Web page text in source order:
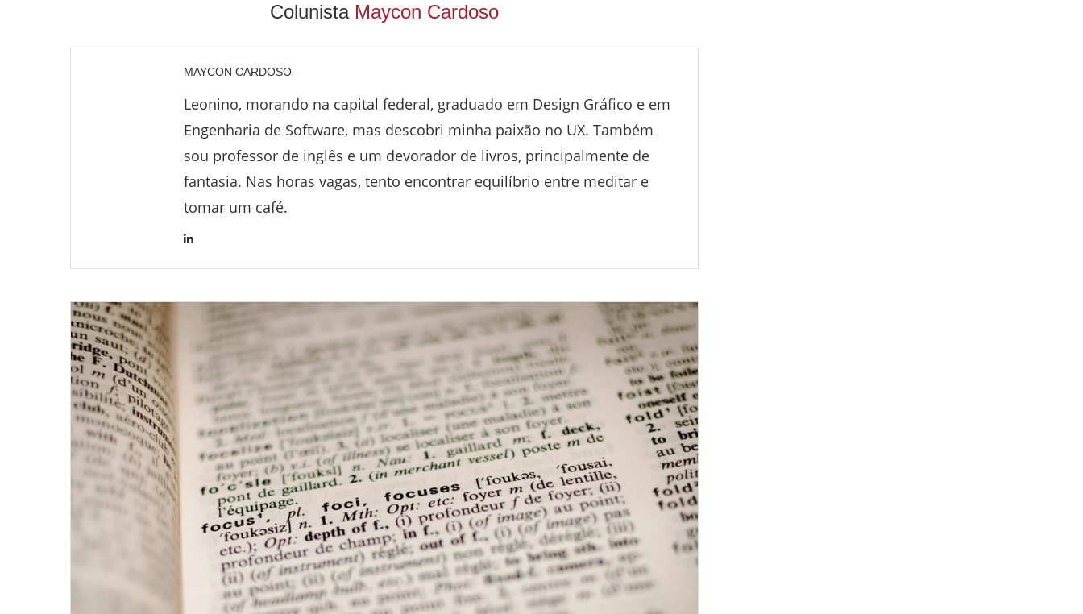
Colunista Maycon Cardoso
MAYCON CARDOSO
Leonino, morando na capital federal, graduado em Design Gráfico e em
Engenharia de Software, mas descobri minha paixão no UX. Também
sou professor de inglês e um devorador de livros, principalmente de
fantasia. Nas horas vagas, tento encontrar equilíbrio entre meditar e
tomar um café.